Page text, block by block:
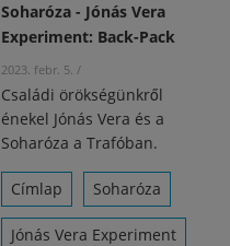
Soharóza - Jónás Vera
Experiment: Back-Pack
2023. febr. 5. /
Családi örökségünkről
énekel Jónás Vera és a
Soharóza a Trafóban.
Címlap Soharóza
Jónás Vera Experiment